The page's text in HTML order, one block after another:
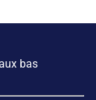
bas